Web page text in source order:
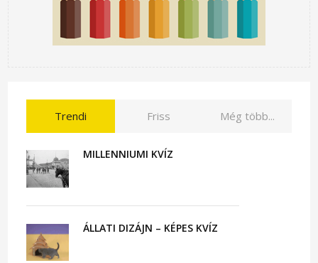
Trendi Friss Még több...
MILLENNIUMI KVÍZ
ÁLLATI DIZÁJN – KÉPES KVÍZ